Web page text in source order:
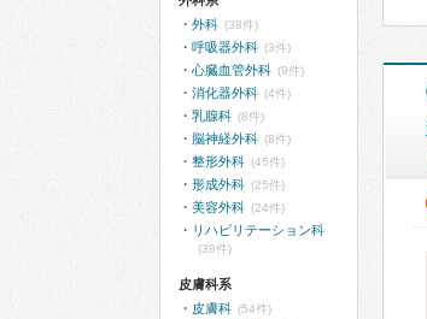
外科 (38件)
呼吸器外科 (3件)
心臓血管外科 (9件)
消化器外科 (4件)
乳腺科 (8件)
脳神経外科 (8件)
整形外科 (45件)
形成外科 (25件)
美容外科 (24件)
リハビリテーション科
(38件)
皮膚科系
皮膚科 (54件)